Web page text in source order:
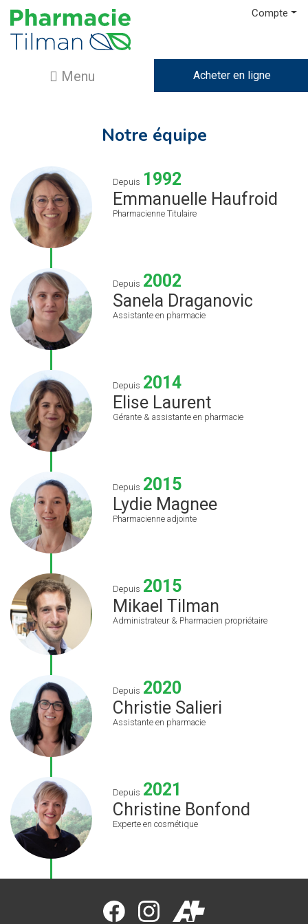
Compte
Menu Acheter en ligne
Notre équipe
Depuis 1992
Emmanuelle Haufroid
Pharmacienne Titulaire
Depuis 2002
Sanela Draganovic
Assistante en pharmacie
Depuis 2014
Elise Laurent
Gérante & assistante en pharmacie
Depuis 2015
Lydie Magnee
Pharmacienne adjointe
Depuis 2015
Mikael Tilman
Administrateur & Pharmacien propriétaire
Depuis 2020
Christie Salieri
Assistante en pharmacie
Depuis 2021
Christine Bonfond
Experte en cosmétique